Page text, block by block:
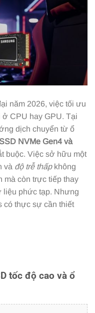
năm 2026, việc tối ưu
CPU hay GPU. Tại
dịch chuyển từ ổ
SSD NVMe Gen4 và
buộc. Việc sở hữu một
và độ trễ thấpkhông
mà còn trực tiếp thay
liệu phức tạp. Nhưng
có thực sự cần thiết
tốc độ cao và ổ